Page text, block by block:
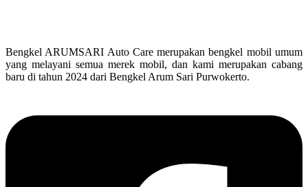
Bengkel ARUMSARI Auto Care merupakan bengkel mobil umum
yang melayani semua merek mobil, dan kami merupakan cabang
baru di tahun 2024 dari Bengkel Arum Sari Purwokerto.